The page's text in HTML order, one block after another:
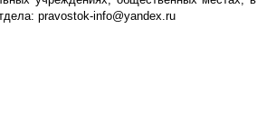
pravostok-info@yandex.ru